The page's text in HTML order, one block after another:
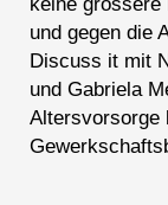
und gegen die
Discuss it mit
und Gabriela
Altersvorsorge